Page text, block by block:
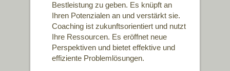
Bestleistung zu geben. Es knüpft an
Ihren Potenzialen an und verstärkt sie.
Coaching ist zukunftsorientiert und nutzt
Ihre Ressourcen. Es eröffnet neue
Perspektiven und bietet effektive und
effiziente Problemlösungen.